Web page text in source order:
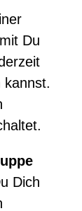
Du
kannst.
Dich